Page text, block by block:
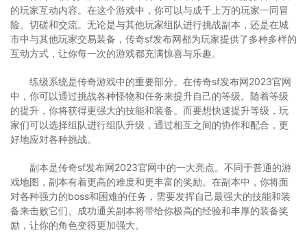
的玩家互动内容。在这个游戏中，你可以与成千上万的玩家一同冒
险、切磋和交流。无论是与其他玩家组队进行挑战副本，还是在城
市中与其他玩家交易装备，传奇sf发布网都为玩家提供了多种多样的
互动方式，让你每一次的游戏都充满惊喜与乐趣。
练级系统是传奇游戏中的重要部分。在传奇sf发布网2023官网
中，你可以通过挑战各种怪物和任务来提升自己的等级。随着等级
的提升，你将获得更强大的技能和装备。而要想快速提升等级，玩
家们可以选择组队进行组队升级，通过相互之间的协作和配合，更
好地应对各种挑战。
副本是传奇sf发布网2023官网中的一大亮点。不同于普通的游
戏地图，副本有着更高的难度和更丰富的奖励。在副本中，你将面
对各种强力的boss和困难的任务，需要发挥自己最强大的技能和装
备来击败它们。成功通关副本将带给你极高的经验和丰厚的装备奖
励，让你的角色变得更加强大。